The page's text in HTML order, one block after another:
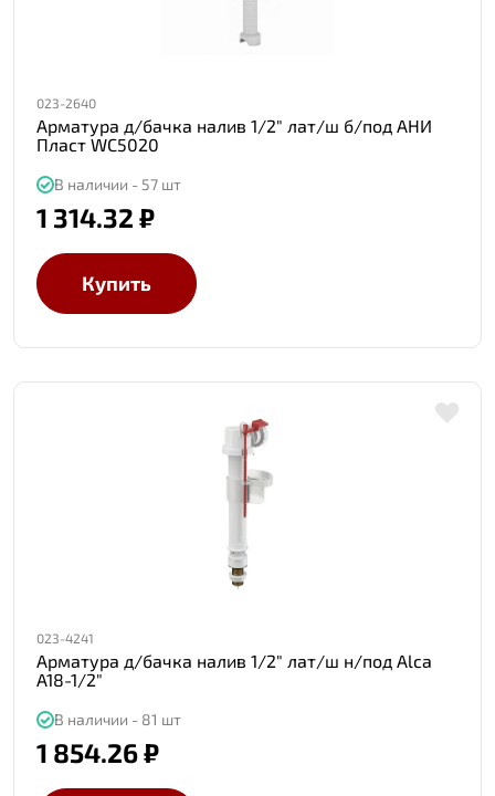
023-2640
Арматура д/бачка налив 1/2" лат/ш б/под АНИ
Пласт WC5020
В наличии - 57 шт
1 314.32 ₽
Купить
023-4241
Арматура д/бачка налив 1/2" лат/ш н/под Alca
A18-1/2"
В наличии - 81 шт
1 854.26 ₽